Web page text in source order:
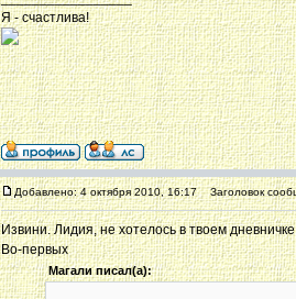
Я - счастлива!
Добавлено: 4 октября 2010, 16:17 Заголовок
Извини. Лидия, не хотелось в твоем
Во-первых
Магали писал(а):